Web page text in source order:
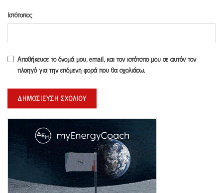
Ιστότοπος
Αποθήκευσε το όνομά μου, email, και τον ιστότοπο μου σε αυτόν τον
πλοηγό για την επόμενη φορά που θα σχολιάσω.